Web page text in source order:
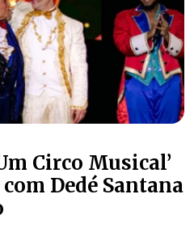
Circo Musical’
Dedé Santana